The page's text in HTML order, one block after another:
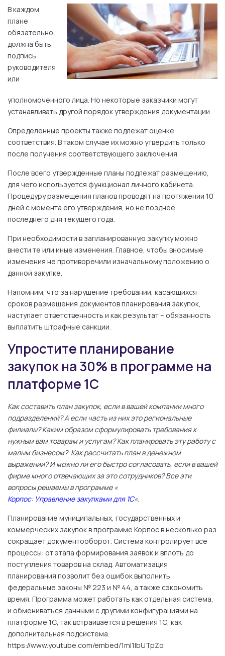
В каждом
плане
обязательно
должна быть
подпись
руководителя
или
уполномоченного лица. Но некоторые заказчики могут
устанавливать другой порядок утверждения документации.
Определенные проекты также подлежат оценке
соответствия. В таком случае их можно утвердить только
после получения соответствующего заключения.
После всего утвержденные планы подлежат размещению,
для чего используется функционал личного кабинета.
Процедуру размещения планов проводят на протяжении 10
дней с момента его утверждения, но не позднее
последнего дня текущего года.
При необходимости в запланированную закупку можно
внести те или иные изменения. Главное, чтобы вносимые
изменения не противоречили изначальному положению о
данной закупке.
Напомним, что за нарушение требований, касающихся
сроков размещения документов планирования закупок,
наступает ответственность и как результат – обязанность
выплатить штрафные санкции.
Упростите планирование
закупок на 30% в программе на
платформе 1С
Как составить план закупок, если в вашей компании много
подразделений? А если часть из них это региональные
филиалы? Каким образом сформулировать требования к
нужным вам товарам и услугам? Как планировать эту работу с
малым бизнесом? Как рассчитать план в денежном
выражении? И можно ли его быстро согласовать, если в вашей
фирме много отвечающих за это сотрудников? Все эти
вопросы решаемы в программе «
Корпос: Управление закупками для 1С«.
Планирование муниципальных, государственных и
коммерческих закупок в программе Корпос в несколько раз
сокращает документооборот. Система контролирует все
процессы: от этапа формирования заявок и вплоть до
поступления товаров на склад. Автоматизация
планирования позволит без ошибок выполнить
федеральные законы № 223 и № 44, а также сэкономить
время. Программа может работать как отдельная система,
и обмениваться данными с другими конфигурациями на
платформе 1С, так встраивается в решения 1С, как
дополнительная подсистема.
https://www.youtube.com/embed/1mI1IbUTpZo